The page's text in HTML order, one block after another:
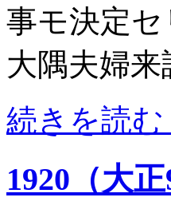
事モ決定
大隅夫婦
続きを読む
1920（大